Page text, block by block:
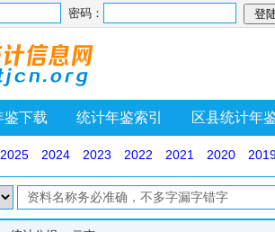
密码：
鉴下载 统计年鉴索引 区县统计年
2025 2024 2023 2022 2021 2020